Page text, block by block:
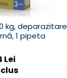
kg, deparazitare
1 pipeta
Lei